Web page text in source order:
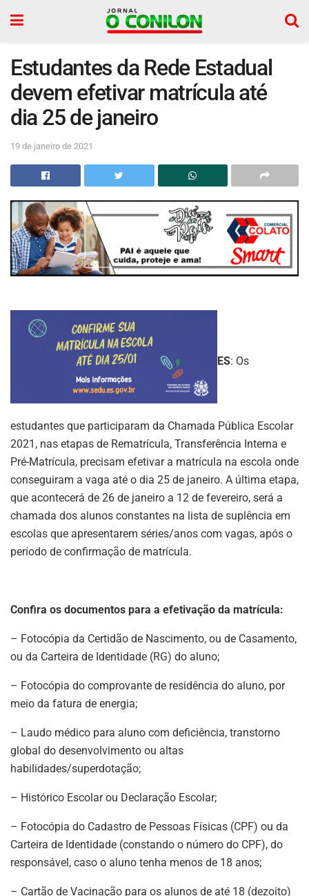
Estudantes da Rede Estadual
devem efetivar matrícula até
dia 25 de janeiro
19 de janeiro de 2021
ES: Os
estudantes que participaram da Chamada Pública Escolar
2021, nas etapas de Rematrícula, Transferência Interna e
Pré-Matrícula, precisam efetivar a matrícula na escola onde
conseguiram a vaga até o dia 25 de janeiro. A última etapa,
que acontecerá de 26 de janeiro a 12 de fevereiro, será a
chamada dos alunos constantes na lista de suplência em
escolas que apresentarem séries/anos com vagas, após o
período de confirmação de matrícula.
Confira os documentos para a efetivação da matrícula:
– Fotocópia da Certidão de Nascimento, ou de Casamento,
ou da Carteira de Identidade (RG) do aluno;
– Fotocópia do comprovante de residência do aluno, por
meio da fatura de energia;
– Laudo médico para aluno com deficiência, transtorno
global do desenvolvimento ou altas
habilidades/superdotação;
– Histórico Escolar ou Declaração Escolar;
– Fotocópia do Cadastro de Pessoas Físicas (CPF) ou da
Carteira de Identidade (constando o número do CPF), do
responsável, caso o aluno tenha menos de 18 anos;
– Cartão de Vacinação para os alunos de até 18 (dezoito)